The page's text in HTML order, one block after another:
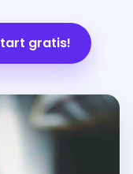
gratis!